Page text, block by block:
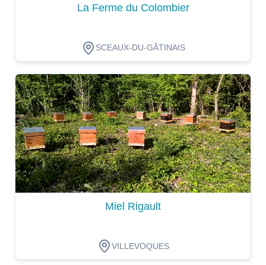
La Ferme du Colombier
SCEAUX-DU-GÂTINAIS
Dégustation
Miel Rigault
VILLEVOQUES